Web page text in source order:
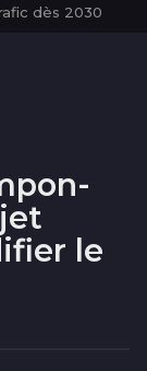
dès 2030
le